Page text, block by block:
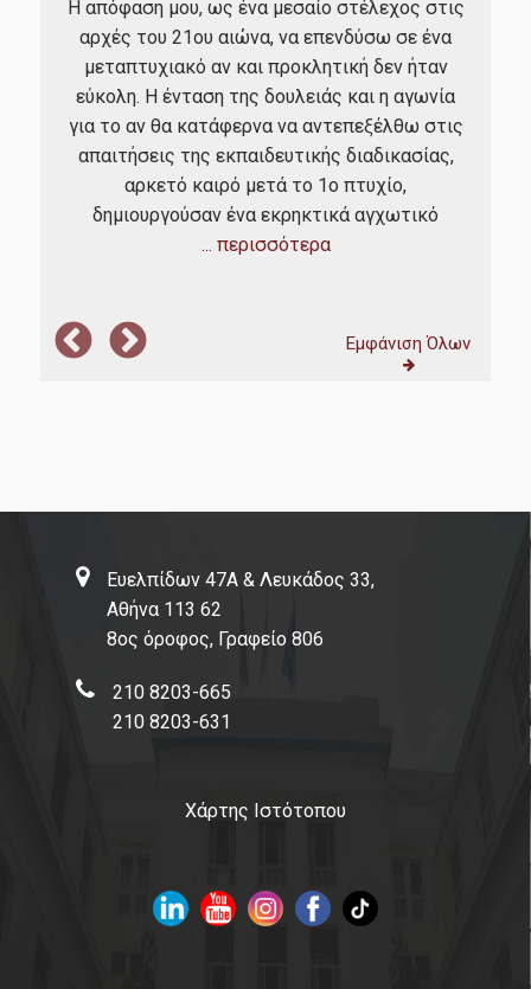
Η απόφαση μου, ως ένα μεσαίο στέλεχος στις
αρχές του 21ου αιώνα, να επενδύσω σε ένα
μεταπτυχιακό αν και προκλητική δεν ήταν
εύκολη. Η ένταση της δουλειάς και η αγωνία
για το αν θα κατάφερνα να αντεπεξέλθω στις
απαιτήσεις της εκπαιδευτικής διαδικασίας,
αρκετό καιρό μετά το 1ο πτυχίο,
δημιουργούσαν ένα εκρηκτικά αγχωτικό
... περισσότερα
Εμφάνιση Όλων
Ευελπίδων 47Α & Λευκάδος 33,
Αθήνα 113 62
8ος όροφος, Γραφείο 806
210 8203-665
210 8203-631
Χάρτης Ιστότοπου